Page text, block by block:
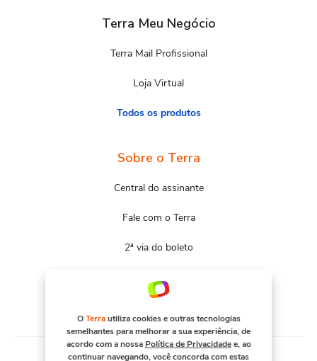
Terra Meu Negócio
Terra Mail Profissional
Loja Virtual
Todos os produtos
Sobre o Terra
Central do assinante
Fale com o Terra
2ª via do boleto
OTerrautiliza cookies e outras tecnologias
semelhantes para melhorar a sua experiência, de
acordo com a nossa Política de Privacidadee, ao
continuar navegando, você concorda com estas